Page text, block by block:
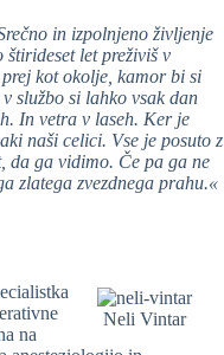
in izpolnjeno življenje
štirideset let preživiš v
kot okolje, kamor bi si
službo si lahko vsak dan
In vetra v laseh. Ker je
naši celici. Vse je posuto z
da ga vidimo. Če pa ga ne
zlatega zvezdnega prahu.«
Neli Vintar
na